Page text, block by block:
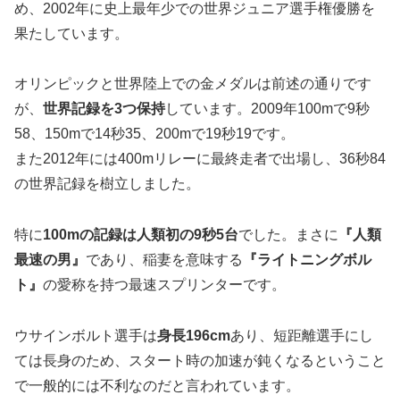
め 、2002年に 史上最年少での世界ジュニア選手権優勝を
果たしています。
オリンピックと世界陸上での金メダルは前述の通りです
が、 世界記録を3つ保持しています。2009年100mで9秒
58、150mで14秒35、200mで19秒19です。
また2012年には400mリレーに最終走者で出場し、36秒84
の世界記録を樹立しました。
特に100mの記録は人類初の9秒5台でした。まさに
『人類
最速の男』 であり、稲妻を意味する
『ライトニングボル
ト』 の愛称を持つ最速スプリンターです。
ウサインボルト選手は身長196cmあり、短距離選手にし
ては長身のため、スタート時の加速が鈍くなるということ
で一般的には不利なのだと言われています。